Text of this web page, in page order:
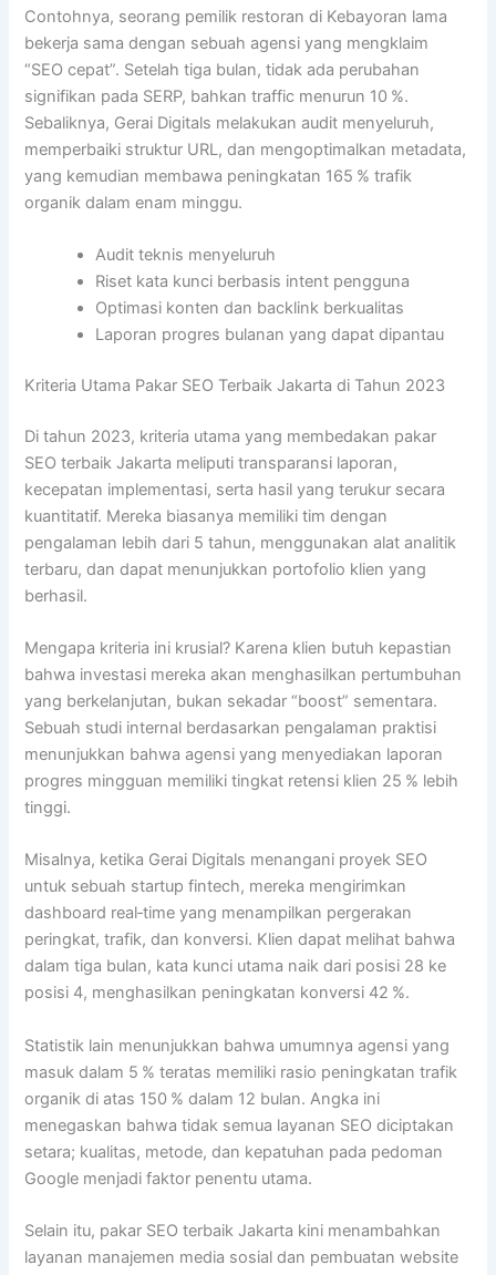
Contohnya, seorang pemilik restoran di Kebayoran lama
bekerja sama dengan sebuah agensi yang mengklaim
“SEO cepat”. Setelah tiga bulan, tidak ada perubahan
signifikan pada SERP, bahkan traffic menurun 10 %.
Sebaliknya, Gerai Digitals melakukan audit menyeluruh,
memperbaiki struktur URL, dan mengoptimalkan metadata,
yang kemudian membawa peningkatan 165 % trafik
organik dalam enam minggu.
Audit teknis menyeluruh
Riset kata kunci berbasis intent pengguna
Optimasi konten dan backlink berkualitas
Laporan progres bulanan yang dapat dipantau
Kriteria Utama Pakar SEO Terbaik Jakarta di Tahun 2023
Di tahun 2023, kriteria utama yang membedakan pakar
SEO terbaik Jakarta meliputi transparansi laporan,
kecepatan implementasi, serta hasil yang terukur secara
kuantitatif. Mereka biasanya memiliki tim dengan
pengalaman lebih dari 5 tahun, menggunakan alat analitik
terbaru, dan dapat menunjukkan portofolio klien yang
berhasil.
Mengapa kriteria ini krusial? Karena klien butuh kepastian
bahwa investasi mereka akan menghasilkan pertumbuhan
yang berkelanjutan, bukan sekadar “boost” sementara.
Sebuah studi internal berdasarkan pengalaman praktisi
menunjukkan bahwa agensi yang menyediakan laporan
progres mingguan memiliki tingkat retensi klien 25 % lebih
tinggi.
Misalnya, ketika Gerai Digitals menangani proyek SEO
untuk sebuah startup fintech, mereka mengirimkan
dashboard real‑time yang menampilkan pergerakan
peringkat, trafik, dan konversi. Klien dapat melihat bahwa
dalam tiga bulan, kata kunci utama naik dari posisi 28 ke
posisi 4, menghasilkan peningkatan konversi 42 %.
Statistik lain menunjukkan bahwa umumnya agensi yang
masuk dalam 5 % teratas memiliki rasio peningkatan trafik
organik di atas 150 % dalam 12 bulan. Angka ini
menegaskan bahwa tidak semua layanan SEO diciptakan
setara; kualitas, metode, dan kepatuhan pada pedoman
Google menjadi faktor penentu utama.
Selain itu, pakar SEO terbaik Jakarta kini menambahkan
layanan manajemen media sosial dan pembuatan website